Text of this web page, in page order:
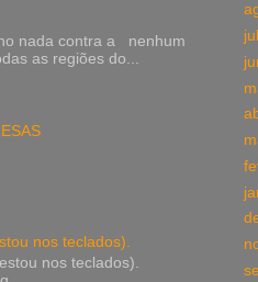
nada contra a nenhum
as regiões do...
nos teclados).
nos teclados).